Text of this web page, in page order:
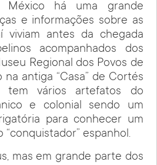
México há uma grande
e informações sobre as
viviam antes da chegada
acompanhados dos
Regional dos Povos de
na antiga “Casa” de Cortés
tem vários artefatos do
e colonial sendo um
para conhecer um
espanhol.
mas em grande parte dos